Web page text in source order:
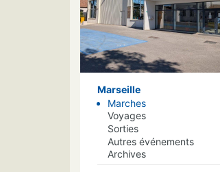
Marseille
Marches
Voyages
Sorties
Autres événements
Archives